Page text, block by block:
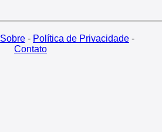
Sobre- Política de Privacidade-
Contato